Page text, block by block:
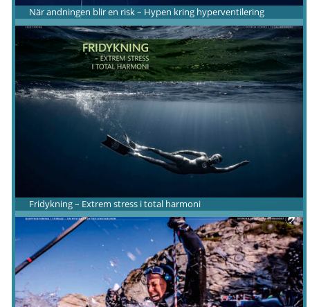
När andningen blir en risk – Hypen kring hyperventilering
Fridykning – Extrem stress i total harmoni